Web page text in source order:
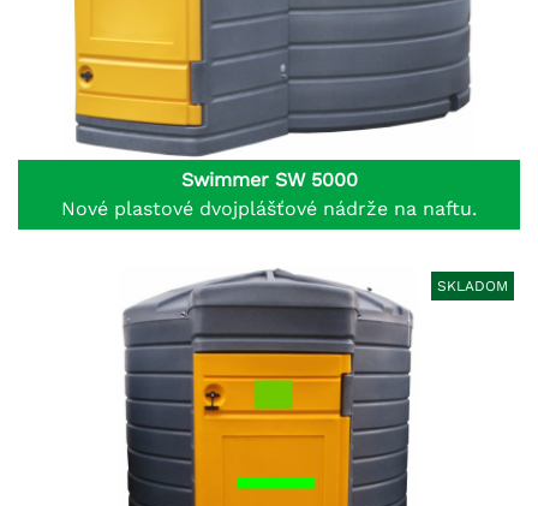
Swimmer SW 5000
Nové plastové dvojplášťové nádrže na naftu.
SKLADOM